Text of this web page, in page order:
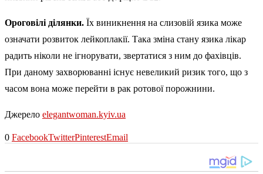
Ороговілі ділянки. Їх виникнення на слизовій язика може
означати розвиток лейкоплакії. Така зміна стану язика лікар
радить ніколи не ігнорувати, звертатися з ним до фахівців.
При даному захворюванні існує невеликий ризик того, що з
часом вона може перейти в рак ротової порожнини.
Джерело elegantwoman.kyiv.ua
0 FacebookTwitterPinterestEmail